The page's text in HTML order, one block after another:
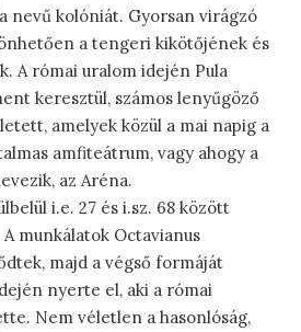
nevű kolóniát. Gyorsan virágzó
a tengeri kikötőjének és
A római uralom idején Pula
keresztül, számos lenyűgöző
amelyek közül a mai napig a
amfiteátrum, vagy ahogy a
az Aréna.
i.e. 27 és i.sz. 68 között
munkálatok Octavianus
majd a végső formáját
nyerte el, aki a római
Nem véletlen a hasonlóság,